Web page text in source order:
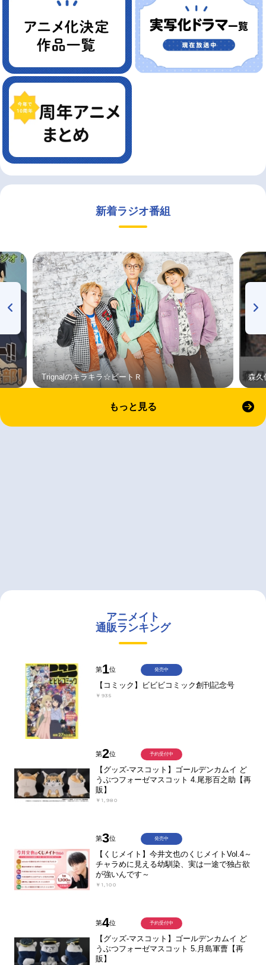
新着ラジオ番組
Trignalのキラキラ☆ビートＲ 森久
もっと見る
アニメイト
通販ランキング
第1位
【コミック】ビビビコミック創刊記念号
￥935
発売中
第2位
【グッズ-マスコット】ゴールデンカムイ ど
うぶつフォーゼマスコット 4.尾形百之助【再
販】
￥1,980
予約受付中
第3位
【くじメイト】今井文也のくじメイトVol.4～
チャラめに見える幼馴染、実は一途で独占欲
が強いんです～
￥1,100
発売中
第4位
【グッズ-マスコット】ゴールデンカムイ ど
うぶつフォーゼマスコット 5.月島軍曹【再
販】
予約受付中